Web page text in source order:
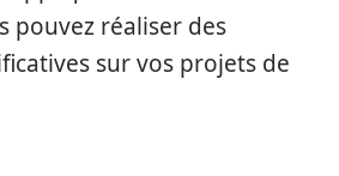
pouvez réaliser des
sur vos projets de